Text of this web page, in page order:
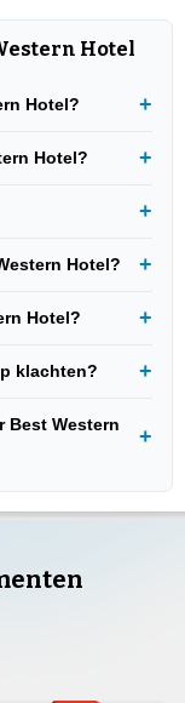
Hotel
Hotel?
Hotel?
Hotel?
Hotel?
klachten?
Best Western